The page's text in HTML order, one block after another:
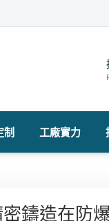
制 工廠實力
鑄造在防